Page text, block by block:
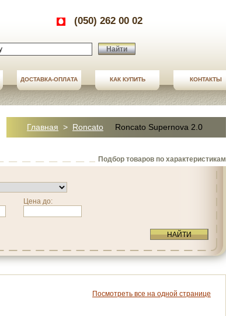
ДОСТАВКА-ОПЛАТА СТАТЬИ КОНТАКТЫ
(050) 262 00 02
ДОСТАВКА-ОПЛАТА КАК КУПИТЬ КОНТАКТЫ
Найти
Главная > Roncato Roncato Supernova 2.0
Подбор товаров по характеристикам
Цена до:
НАЙТИ
Посмотреть все на одной странице